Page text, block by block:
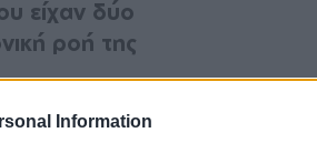
Information
είχαν δύο
ροή της
του αφού κάποιοι